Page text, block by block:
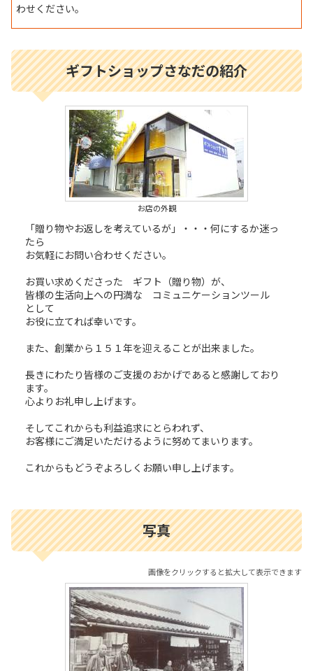
わせください。
ギフトショップさなだの紹介
お店の外観
「贈り物やお返しを考えているが」・・・何にするか迷っ
たら
お気軽にお問い合わせください。
お買い求めくださった ギフト（贈り物）が、
皆様の生活向上への円満な コミュニケーションツール
として
お役に立てれば幸いです。
また、創業から１５１年を迎えることが出来ました。
長きにわたり皆様のご支援のおかげであると感謝しており
ます。
心よりお礼申し上げます。
そしてこれからも利益追求にとらわれず、
お客様にご満足いただけるように努めてまいります。
これからもどうぞよろしくお願い申し上げます。
写真
画像をクリックすると拡大して表示できます